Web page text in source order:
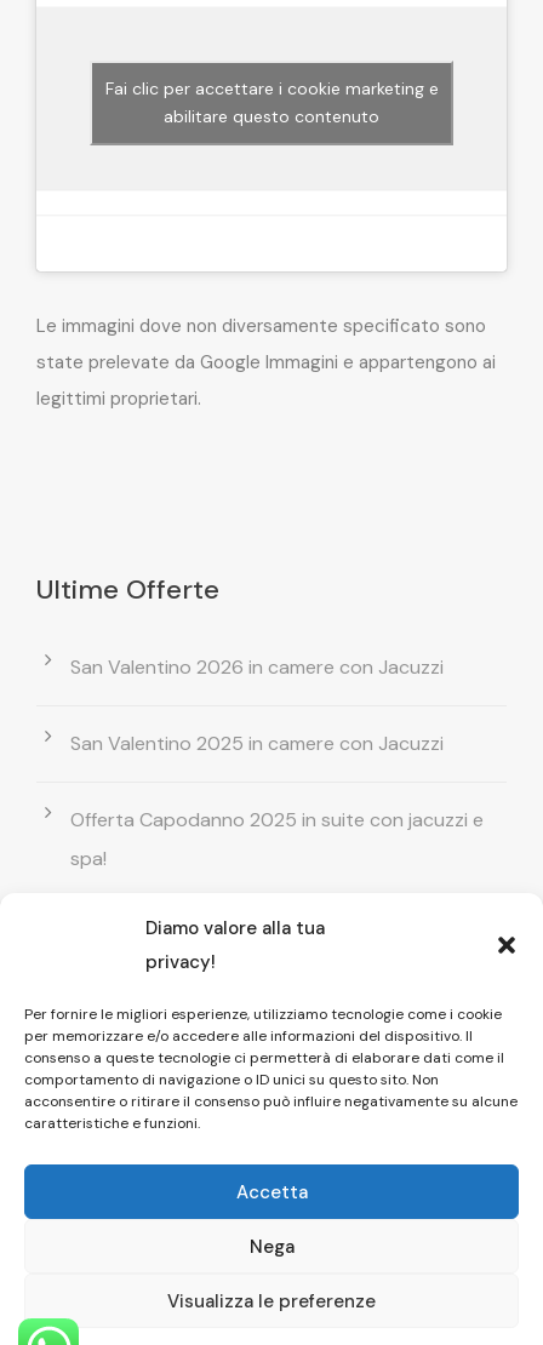
Diamo valore alla tua
privacy!
Per fornire le migliori esperienze, utilizziamo tecnologie come i cookie
per memorizzare e/o accedere alle informazioni del dispositivo. Il
consenso a queste tecnologie ci permetterà di elaborare dati come il
comportamento di navigazione o ID unici su questo sito. Non
acconsentire o ritirare il consenso può influire negativamente su alcune
caratteristiche e funzioni.
Accetta
Nega
Visualizza le preferenze
Fai clic per accettare i cookie marketing e
abilitare questo contenuto
Le immagini dove non diversamente specificato sono
state prelevate da Google Immagini e appartengono ai
legittimi proprietari.
Ultime Offerte
San Valentino 2026 in camere con Jacuzzi
San Valentino 2025 in camere con Jacuzzi
Offerta Capodanno 2025 in suite con jacuzzi e
spa!
Offerta Natale in camera con vasca
idromassaggio ! Prenota il tuo relax esclusivo
Entrata GRATUITA in Piscina esterna! Il tuo relax
di coppia
Copyright © 2026 Affittacamere Il Fauno
HOME